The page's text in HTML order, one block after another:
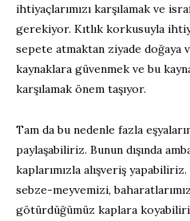
ihtiyaçlarımızı karşılamak ve
gerekiyor. Kıtlık korkusuyla
sepete atmaktan ziyade doğaya
kaynaklara güvenmek ve bu
karşılamak önem taşıyor.
Tam da bu nedenle fazla
paylaşabiliriz. Bunun dışında
kaplarımızla alışveriş
sebze-meyvemizi,
götürdüğümüz kaplara